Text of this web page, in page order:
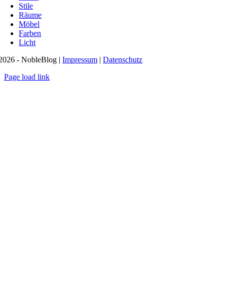
Stile
Räume
Möbel
Farben
Licht
- NobleBlog |Impressum |Datenschutz
Page load link